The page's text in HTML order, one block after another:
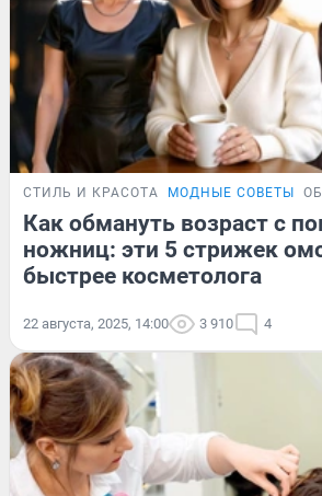
СТИЛЬ И КРАСОТА МОДНЫЕ СОВЕТЫ
Как обмануть возраст с
ножниц: эти 5 стрижек
быстрее косметолога
22 августа, 2025, 14:00 3 910 4